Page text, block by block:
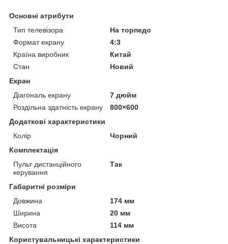
Основні атрибути
Тип телевізора
На торпедо
Формат екрану
4:3
Країна виробник
Китай
Стан
Новий
Екран
Діагональ екрану
7 дюйм
Роздільна здатність екрану
800×600
Додаткові характеристики
Колір
Чорний
Комплектація
Пульт дистанційного
керування
Так
Габаритні розміри
Довжина
174 мм
Ширина
20 мм
Висота
114 мм
Користувальницькі характеристики